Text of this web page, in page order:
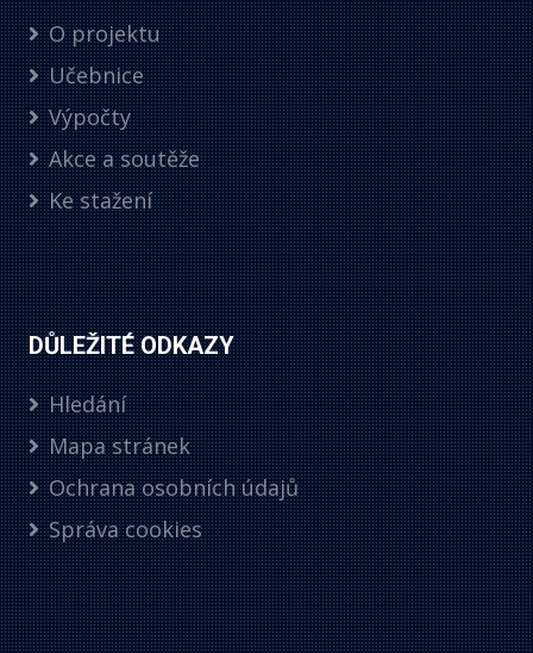
O projektu
Učebnice
Výpočty
Akce a soutěže
Ke stažení
DŮLEŽITÉ ODKAZY
Hledání
Mapa stránek
Ochrana osobních údajů
Správa cookies